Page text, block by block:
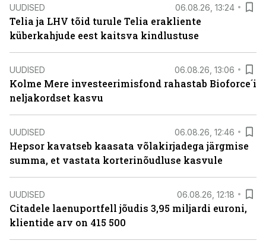
UUDISED 06.08.26, 13:24
Telia ja LHV tõid turule Telia erakliente
küberkahjude eest kaitsva kindlustuse
UUDISED 06.08.26, 13:06
Kolme Mere investeerimisfond rahastab Bioforce´i
neljakordset kasvu
UUDISED 06.08.26, 12:46
Hepsor kavatseb kaasata võlakirjadega järgmise
summa, et vastata korterinõudluse kasvule
UUDISED 06.08.26, 12:18
Citadele laenuportfell jõudis 3,95 miljardi euroni,
klientide arv on 415 500